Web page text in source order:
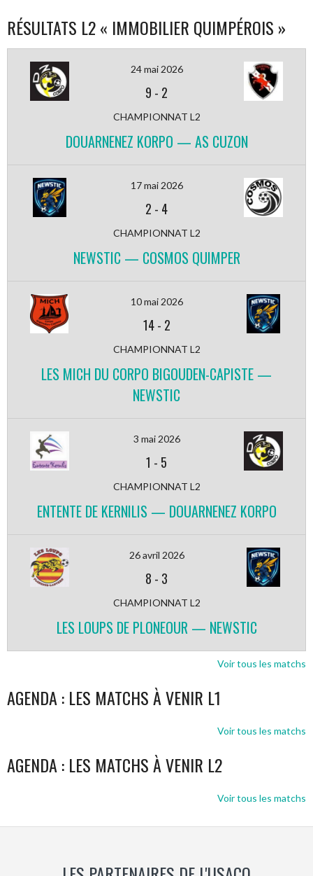
RÉSULTATS L2 « IMMOBILIER QUIMPÉROIS »
24 mai 2026
9 - 2
CHAMPIONNAT L2
DOUARNENEZ KORPO — AS CUZON
17 mai 2026
2 - 4
CHAMPIONNAT L2
NEWSTIC — COSMOS QUIMPER
10 mai 2026
14- 2
CHAMPIONNAT L2
LES MICH DU CORPO BIGOUDEN-CAPISTE —
NEWSTIC
3 mai 2026
1 - 5
CHAMPIONNAT L2
ENTENTE DE KERNILIS — DOUARNENEZ KORPO
26 avril 2026
8 - 3
CHAMPIONNAT L2
LES LOUPS DE PLONEOUR — NEWSTIC
Voir tous les matchs
AGENDA : LES MATCHS À VENIR L1
Voir tous les matchs
AGENDA : LES MATCHS À VENIR L2
Voir tous les matchs